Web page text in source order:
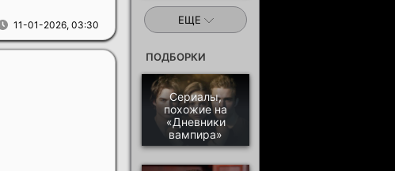
11-01-2026, 03:30 ЕЩЕ
ПОДБОРКИ
Сериалы,
похожие на
«Дневники
вампира»